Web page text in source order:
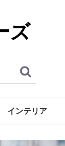
ズ
インテリア